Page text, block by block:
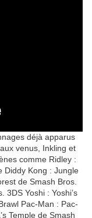
déjà apparus
venus, Inkling et
comme Ridley :
Diddy Kong : Jungle
de Smash Bros.
3DS Yoshi : Yoshi’s
Pac-Man : Pac-
Temple de Smash